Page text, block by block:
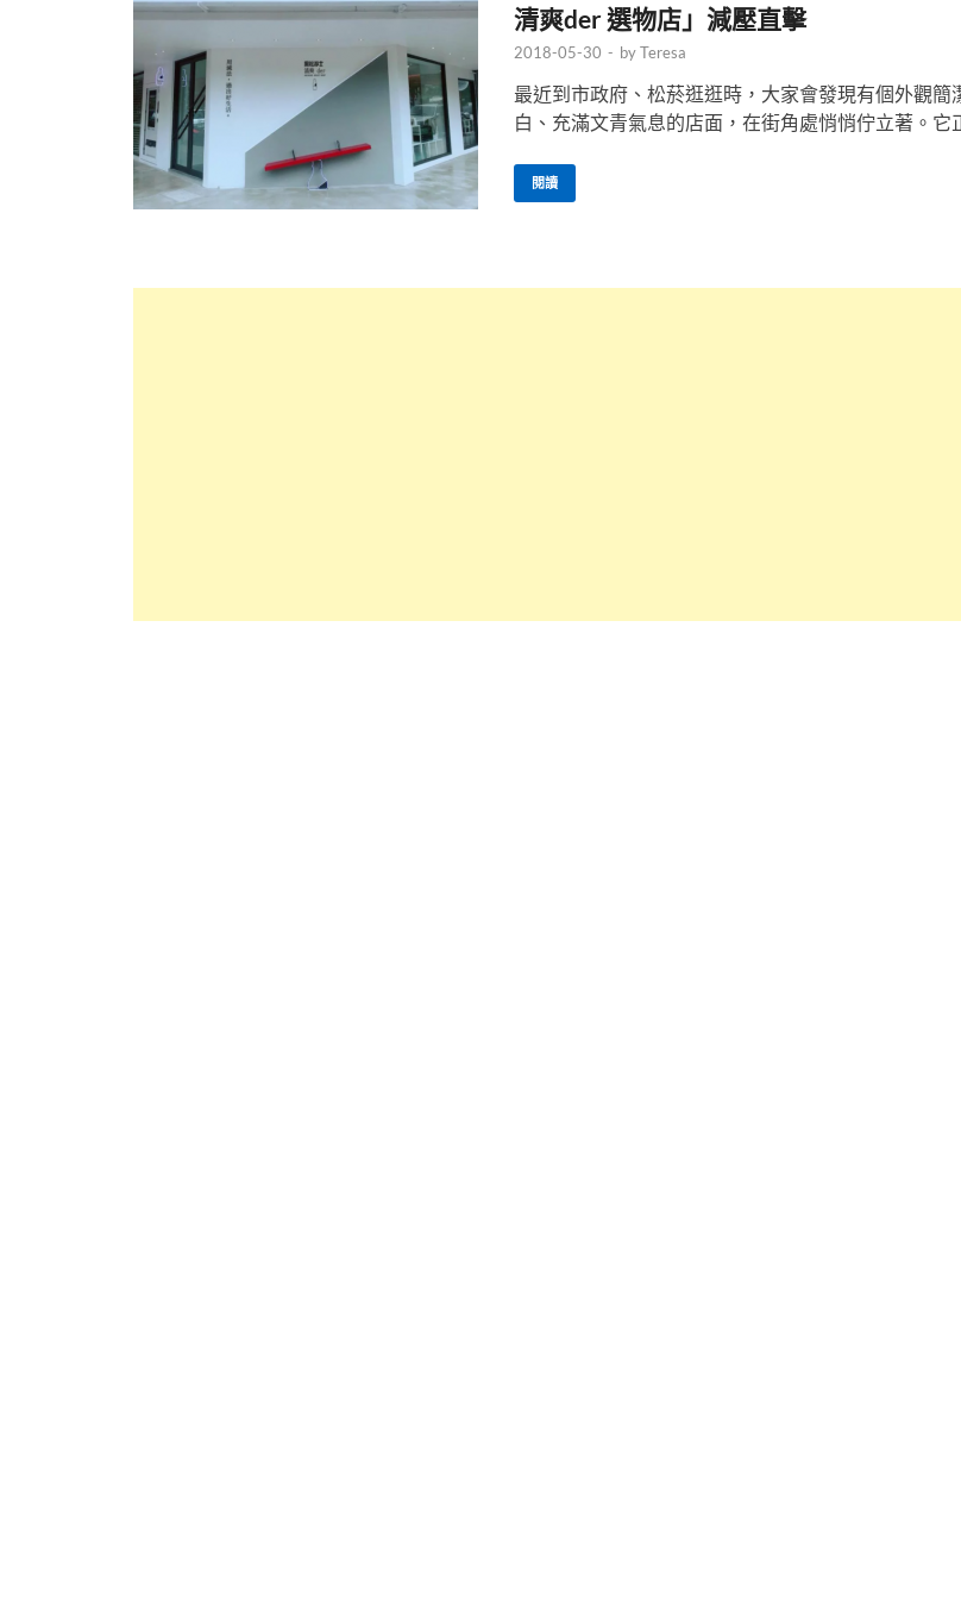
清爽der 選物店」減壓直擊
2018-05-30 - byTeresa
最近到市政府、松菸逛逛時，大家會發現有個外觀簡
白、充滿文青氣息的店面，在街角處悄悄佇立著。它
閱讀